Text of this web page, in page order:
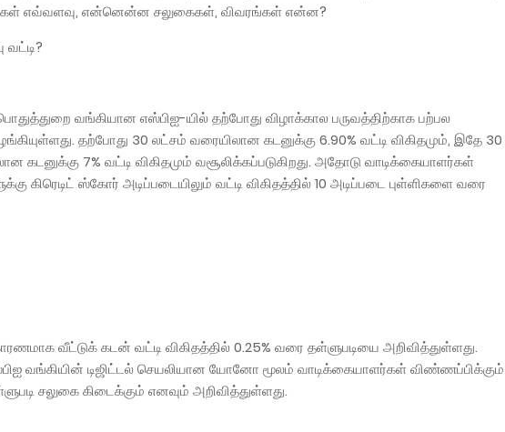
எவ்வளவு, என்னென்ன சலுகைகள், விவரங்கள் என்ன?
பொதுத்துறை வங்கியான எஸ்பிஐ-யில் தற்போது விழாக்கால பருவத்திற்காக பற்பல
தற்போது 30 லட்சம் வரையிலான கடனுக்கு 6.90% வட்டி விகிதமும், இதே 30
கடனுக்கு 7% வட்டி விகிதமும் வசூலிக்கப்படுகிறது. அதோடு வாடிக்கையாளர்கள்
கிரெடிட் ஸ்கோர் அடிப்படையிலும் வட்டி விகிதத்தில் 10 அடிப்படை புள்ளிகளை வரை
வீட்டுக் கடன் வட்டி விகிதத்தில் 0.25% வரை தள்ளுபடியை அறிவித்துள்ளது.
வங்கியின் டிஜிட்டல் செயலியான யோனோ மூலம் வாடிக்கையாளர்கள் விண்ணப்பிக்கும்
சலுகை கிடைக்கும் எனவும் அறிவித்துள்ளது.